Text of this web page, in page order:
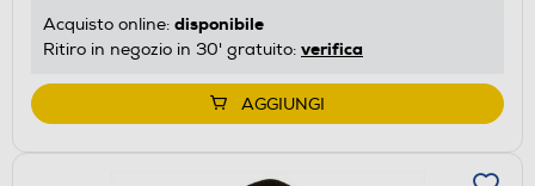
Acquisto online: disponibile
Ritiro in negozio in 30' gratuito: verifica
AGGIUNGI